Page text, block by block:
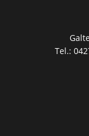
Tel.: